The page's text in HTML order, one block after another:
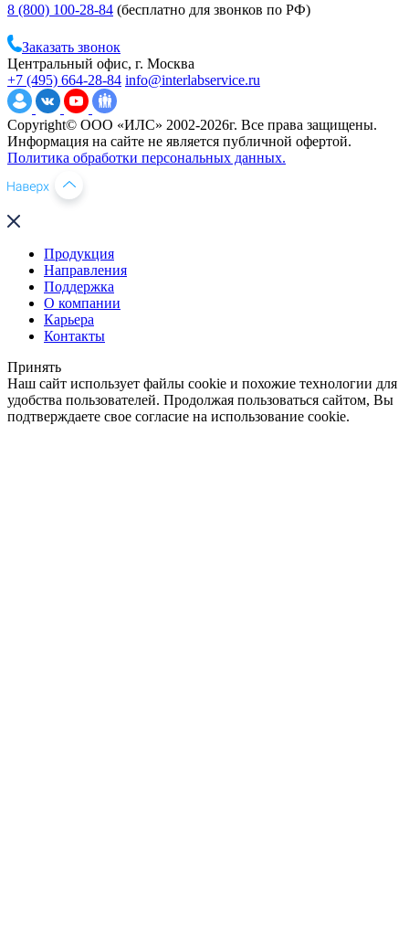
8 (800) 100-28-84 (бесплатно для звонков по РФ)
Заказать звонок
Центральный офис, г. Москва
+7 (495) 664-28-84 info@interlabservice.ru
Copyright© ООО «ИЛС» 2002-2026г. Все права защищены.
Информация на сайте не является публичной офертой.
Политика обработки персональных данных.
Продукция
Направления
Поддержка
О компании
Карьера
Контакты
Принять
Наш сайт использует файлы cookie и похожие технологии для
удобства пользователей. Продолжая пользоваться сайтом, Вы
подтверждаете свое согласие на использование cookie.